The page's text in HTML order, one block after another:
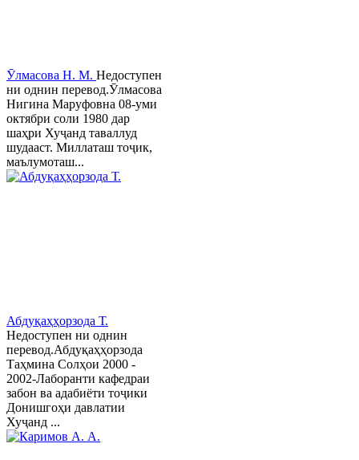
Ӯлмасова Н. М. Недоступен
ни однин перевод.Ӯлмасова
Нигина Маруфовна 08-уми
октябри соли 1980 дар
шаҳри Хуҷанд таваллуд
шудааст. Миллаташ тоҷик,
маълумоташ...
Абдуқаҳҳорзода Т.
Недоступен ни однин
перевод.Абдуқаҳҳорзода
Таҳмина Солҳои 2000 -
2002-Лаборанти кафедраи
забон ва адабиёти тоҷики
Донишгоҳи давлатии
Хуҷанд ...